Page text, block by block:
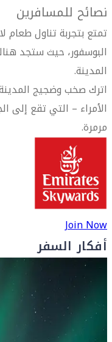
نصائح للمسافرين
تمتع بتجربة تناول
البوسفور، حيث ستجد
المدينة.
اترك صخب وضجيج
الأمراء – التي تقع إلى
مرمرة.
Join Now
أفكار السفر